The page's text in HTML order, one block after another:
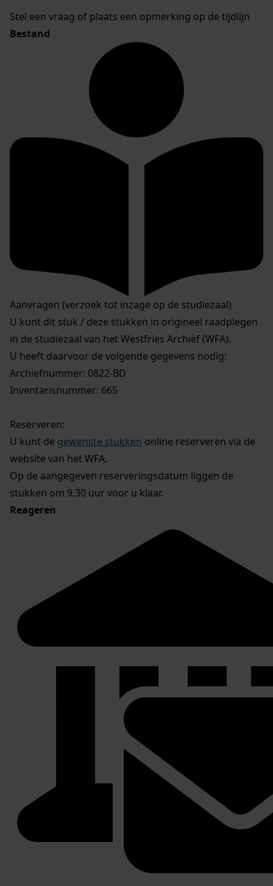
Stel een vraag of plaats een opmerking op de tijdlijn
Bestand
Aanvragen (verzoek tot inzage op de studiezaal)
U kunt dit stuk / deze stukken in origineel raadplegen
in de studiezaal van het Westfries Archief (WFA).
U heeft daarvoor de volgende gegevens nodig:
Archiefnummer: 0822-BD
Inventarisnummer: 665
Reserveren:
U kunt de gewenste stukken online reserveren via de
website van het WFA.
Op de aangegeven reserveringsdatum liggen de
stukken om 9.30 uur voor u klaar.
Reageren